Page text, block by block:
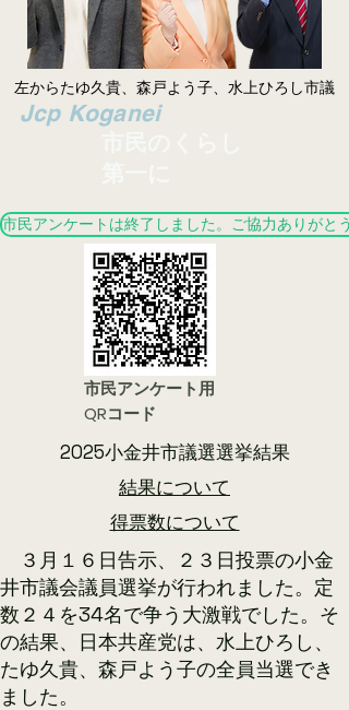
左からたゆ久貴、森戸よう子、水上ひろし市議
​Jcp Koganei
市民アンケートは終了しました。ご協力ありがと
市民アンケート用
QRコード
2025小金井市議選選挙結果
結果について
​得票数について
​ ３月１６日告示、２３日投票の小金
井市議会議員選挙が行われました。定
数２４を34名で争う大激戦でした。そ
の結果、日本共産党は、水上ひろし、
たゆ久貴、森戸よう子の全員当選でき
ました。